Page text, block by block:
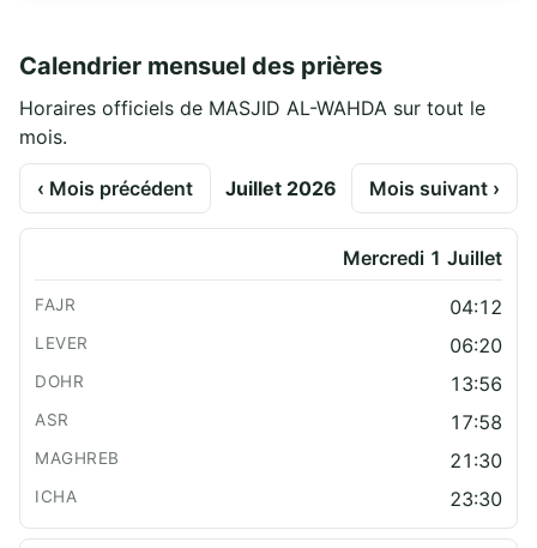
Calendrier mensuel des prières
Horaires officiels de MASJID AL-WAHDA sur tout le
mois.
‹ Mois précédent Juillet 2026 Mois suivant ›
Mercredi 1 Juillet
04:12
06:20
13:56
17:58
21:30
23:30